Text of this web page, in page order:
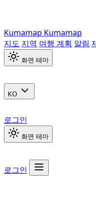
Kumamap Kumamap
지도 지역 여행 계획 알림
화면 테마
KO
로그인
화면 테마
로그인